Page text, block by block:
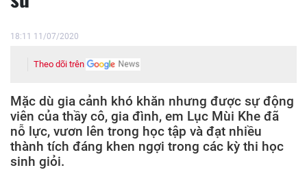
18:11 11/07/2020
Theo dõi trên
Mặc dù gia cảnh khó khăn nhưng được sự động
viên của thầy cô, gia đình, em Lục Mùi Khe đã
nỗ lực, vươn lên trong học tập và đạt nhiều
thành tích đáng khen ngợi trong các kỳ thi học
sinh giỏi.